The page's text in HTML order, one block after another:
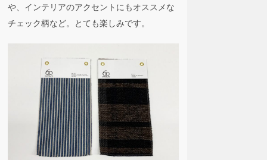
や、インテリアのアクセントにもオススメな
チェック柄など。とても楽しみです。